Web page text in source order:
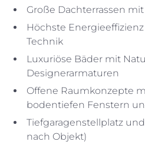
Große Dachterrassen
Höchste
Technik
Luxuriöse Bäder mit
Designerarmaturen
Offene Raumkonzepte
bodentiefen Fenstern
Tiefgaragenstellplatz
nach Objekt)